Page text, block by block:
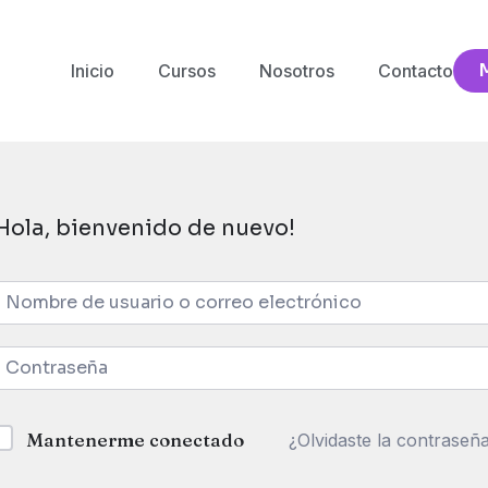
Inicio Cursos Nosotros Contacto
bienvenido de nuevo!
Mantenerme conectado ¿Olvidaste la